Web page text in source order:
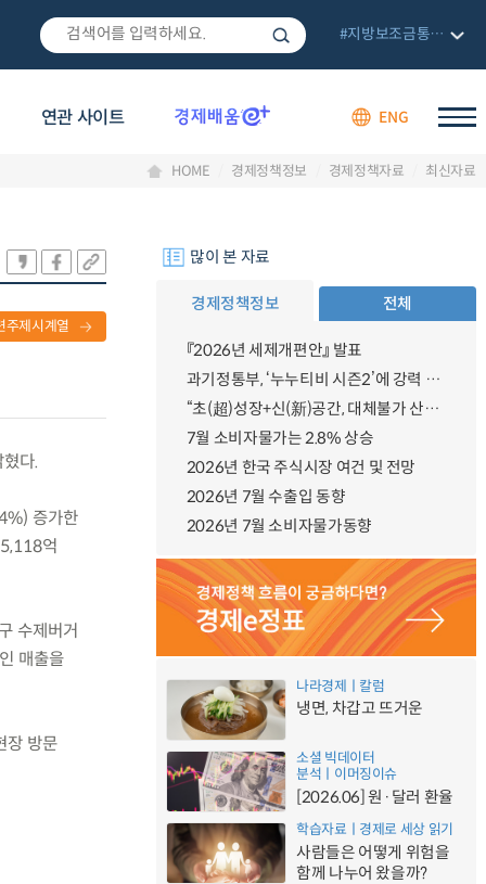
연관 사이트 ENG
#지방보조금통합관리망
HOME 경제정책정보 경제정책자료 최신자료
주제시계열
다.
증가한
억
수제버거
매출을
장 방문
많이 본 자료
경제정책정보 전체
『2026년 세제개편안』 발표
과기정통부, ‘누누티비 시즌2’에 강력 대응 의지 밝혀
“초(超)성장+신(新)공간, 대체불가 산업강국”
7월 소비자물가는 2.8% 상승
2026년 한국 주식시장 여건 및 전망
2026년 7월 수출입 동향
2026년 7월 소비자물가동향
나라경제ㅣ칼럼
냉면, 차갑고 뜨거운
소셜 빅데이터
분석ㅣ이머징이슈
[2026.06] 원·달러 환율
학습자료ㅣ경제로 세상 읽기
사람들은 어떻게 위험을
함께 나누어 왔을까?